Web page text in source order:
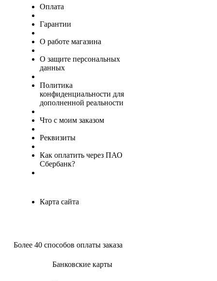
Оплата
Гарантии
О работе магазина
О защите персональных
данных
Политика
конфиденциальности для
дополненной реальности
Что с моим заказом
Реквизиты
Как оплатить через ПАО
Сбербанк?
Карта сайта
Более 40 способов оплаты заказа
Банковские карты